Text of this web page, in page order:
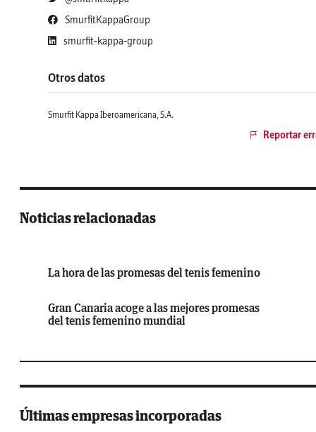
SmurfitKappaGroup
smurfit-kappa-group
Otros datos
Smurfit Kappa Iberoamericana, S.A.
Reportar
Noticias relacionadas
La hora de las promesas del tenis femenino
Gran Canaria acoge a las mejores promesas
del tenis femenino mundial
Últimas empresas incorporadas